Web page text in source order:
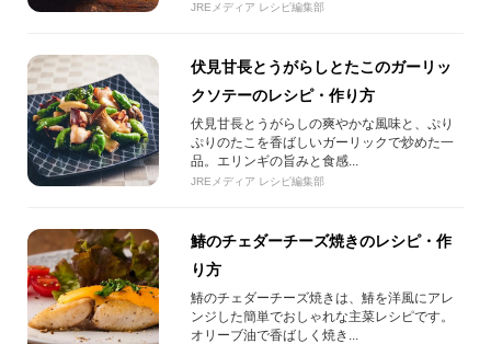
JREメディア レシピ編集部
伏見甘長とうがらしとたこのガーリッ
クソテーのレシピ・作り方
伏見甘長とうがらしの爽やかな風味と、ぷり
ぷりのたこを香ばしいガーリックで炒めた一
品。エリンギの旨みと食感...
JREメディア レシピ編集部
鰆のチェダーチーズ焼きのレシピ・作
り方
鰆のチェダーチーズ焼きは、鰆を洋風にアレ
ンジした簡単でおしゃれな主菜レシピです。
オリーブ油で香ばしく焼き...